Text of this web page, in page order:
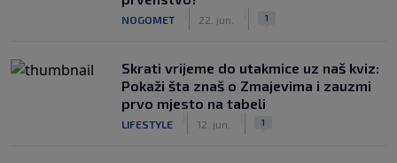
NOGOMET 22. jun. 1
Skrati vrijeme do utakmice uz naš kviz:
Pokaži šta znaš o Zmajevima i zauzmi
prvo mjesto na tabeli
LIFESTYLE 12. jun. 1